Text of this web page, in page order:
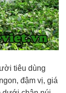
tiêu dùng
đậm vị, giá